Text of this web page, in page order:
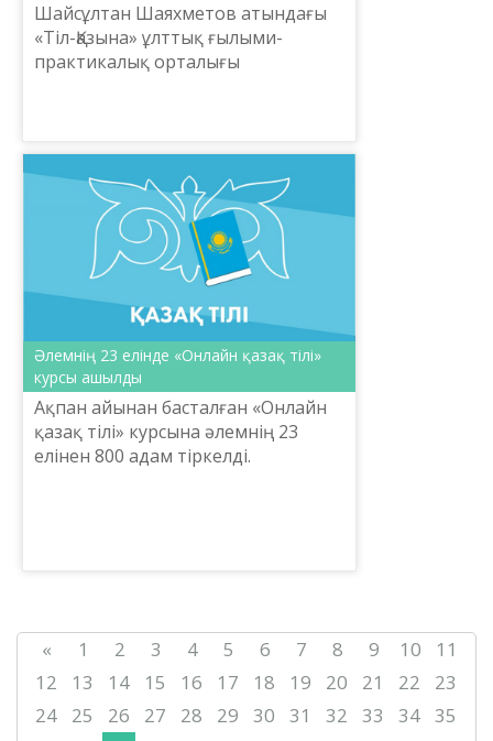
Шайсұлтан Шаяхметов атындағы
«Тіл-Қазына» ұлттық ғылыми-
практикалық орталығы
жылдың 18 наурызын...
Әлемнің 23 елінде «Онлайн қазақ тілі»
курсы ашылды
Ақпан айынан басталған «Онлайн
қазақ тілі» курсына әлемнің 23
елінен 800 адам тіркелді.
« 1 2 3 4 5 6 7 8 9 10
11
12
13 14 15 16 17 18 19 20 21 22
23
24
25 26 27 28 29 30 31 32 33 34 35